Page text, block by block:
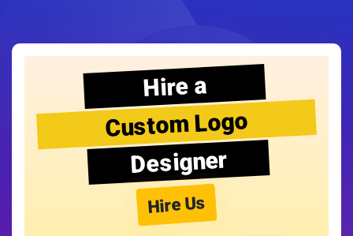
Hire a
Custom Logo
Designer
Hire Us